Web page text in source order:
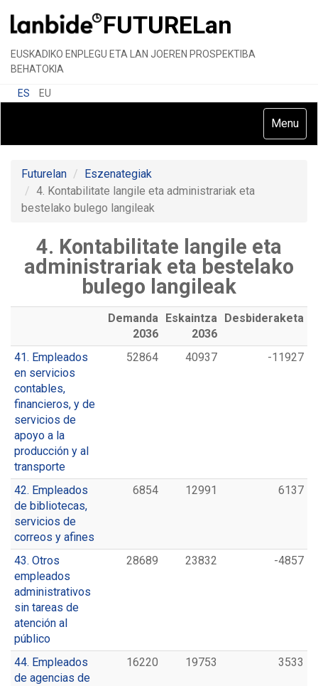
FUTURELan
EUSKADIKO ENPLEGU ETA LAN JOEREN PROSPEKTIBA
BEHATOKIA
ES EU
Toggle
Menu
Futurelan
Eszenategiak
4. Kontabilitate langile eta administrariak eta
bestelako bulego langileak
4. Kontabilitate langile eta
administrariak eta bestelako
bulego langileak
Demanda
2036
Eskaintza
2036
Desbideraketa
41. Empleados
en servicios
contables,
financieros, y de
servicios de
apoyo a la
producción y al
transporte
52864 40937 -11927
42. Empleados
de bibliotecas,
servicios de
correos y afines
6854 12991 6137
43. Otros
empleados
administrativos
sin tareas de
atención al
público
28689 23832 -4857
44. Empleados
de agencias de
16220 19753 3533